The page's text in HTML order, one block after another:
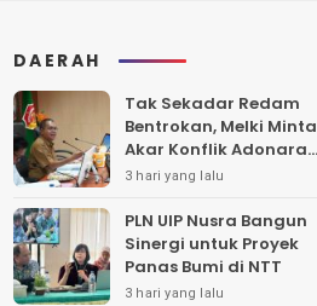
DAERAH
Tak Sekadar Redam
Bentrokan, Melki Minta
Akar Konflik Adonara
Harus Diungkap dan
3 hari yang lalu
PLN UIP Nusra Bangun
Sinergi untuk Proyek
Panas Bumi di NTT
3 hari yang lalu